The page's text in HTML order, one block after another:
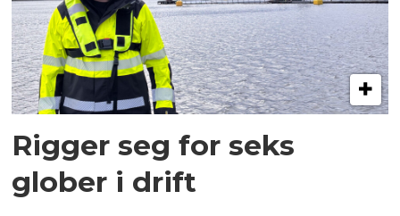
Rigger seg for seks
glober i drift